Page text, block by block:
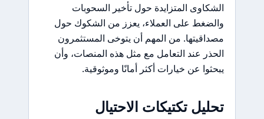
الشكاوى المتزايدة حول تأخير السحوبات
والضغط على العملاء، يعزز من الشكوك حول
مصداقيتها. من المهم أن يتوخى المستثمرون
الحذر عند التعامل مع مثل هذه المنصات، وأن
يبحثوا عن خيارات أكثر أمانًا وموثوقية.
تحليل تكتيكات الاحتيال